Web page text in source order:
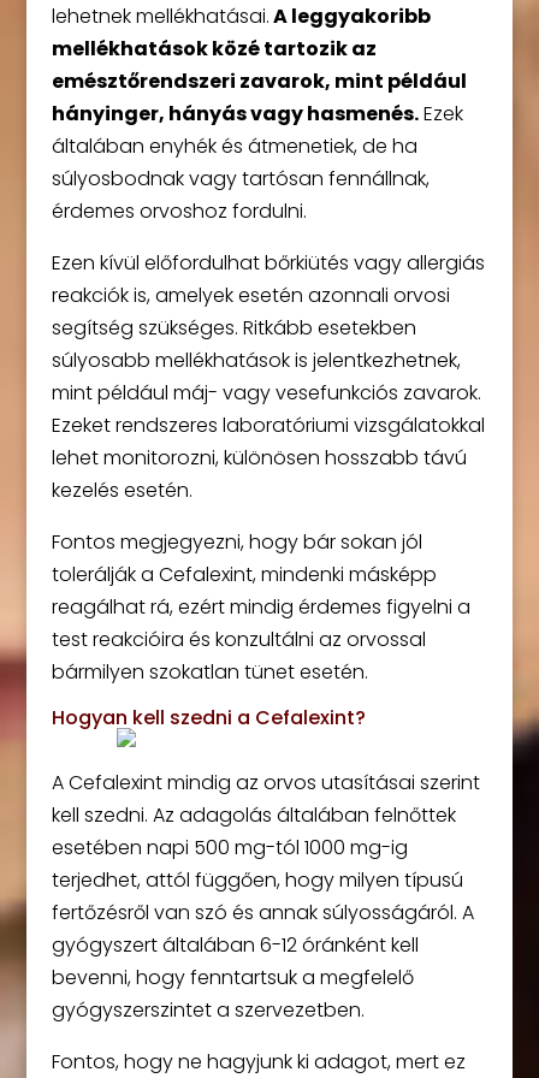
lehetnek mellékhatásai.A leggyakoribb
mellékhatások közé tartozik az
emésztőrendszeri zavarok, mint például
hányinger, hányás vagy hasmenés.Ezek
általában enyhék és átmenetiek, de ha
súlyosbodnak vagy tartósan fennállnak,
érdemes orvoshoz fordulni.
Ezen kívül előfordulhat bőrkiütés vagy allergiás
reakciók is, amelyek esetén azonnali orvosi
segítség szükséges. Ritkább esetekben
súlyosabb mellékhatások is jelentkezhetnek,
mint például máj- vagy vesefunkciós zavarok.
Ezeket rendszeres laboratóriumi vizsgálatokkal
lehet monitorozni, különösen hosszabb távú
kezelés esetén.
Fontos megjegyezni, hogy bár sokan jól
tolerálják a Cefalexint, mindenki másképp
reagálhat rá, ezért mindig érdemes figyelni a
test reakcióira és konzultálni az orvossal
bármilyen szokatlan tünet esetén.
Hogyan kell szedni a Cefalexint?
A Cefalexint mindig az orvos utasításai szerint
kell szedni. Az adagolás általában felnőttek
esetében napi 500 mg-tól 1000 mg-ig
terjedhet, attól függően, hogy milyen típusú
fertőzésről van szó és annak súlyosságáról. A
gyógyszert általában 6-12 óránként kell
bevenni, hogy fenntartsuk a megfelelő
gyógyszerszintet a szervezetben.
Fontos, hogy ne hagyjunk ki adagot, mert ez